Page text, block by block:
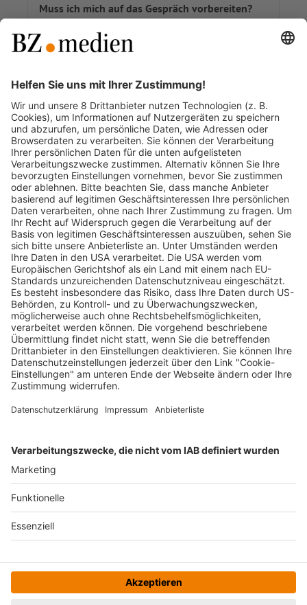
Muss ich mich auf das Gespräch vorbereiten?
Was soll ich anziehen?
Wie lange dauert das Gespräch?
Wo findet das Gespräch statt?
Mediengruppe
Leistungen
BZ.medien
Die Dachmarke BZ.medien
Datenschutz
Impressum